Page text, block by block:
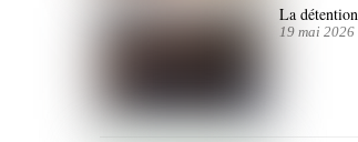
La détention
19 mai 2026